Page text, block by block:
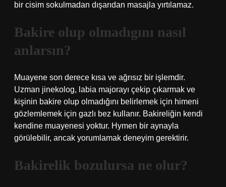
bir cisim sokulmadan dışarıdan masajla yırtılamaz.
Bakire olup olmadıgını nasıl
anlarsın?
Muayene son derece kısa ve ağrısız bir işlemdir.
Uzman jinekolog, labia majorayı çekip çıkarmak ve
kişinin bakire olup olmadığını belirlemek için himeni
gözlemlemek için gazlı bez kullanır. Bakireliğin kendi
kendine muayenesi yoktur. Hymen bir aynayla
görülebilir, ancak yorumlamak deneyim gerektirir.
Bakirelik bozulursa ne olur?